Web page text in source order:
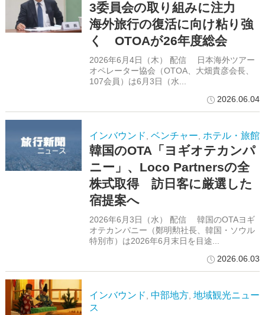
3委員会の取り組みに注力
海外旅行の復活に向け粘り強
く OTOAが26年度総会
2026年6月4日（木） 配信 日本海外ツアー
オペレーター協会（OTOA、大畑貴彦会長、
107会員）は6月3日（水...
2026.06.04
インバウンド, ベンチャー, ホテル・旅館
韓国のOTA「ヨギオテカンパ
ニー」、Loco Partnersの全
株式取得 訪日客に厳選した
宿提案へ
2026年6月3日（水） 配信 韓国のOTAヨギ
オテカンパニー（鄭明勲社長、韓国・ソウル
特別市）は2026年6月末日を目途...
2026.06.03
インバウンド, 中部地方, 地域観光ニュー
ス